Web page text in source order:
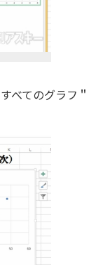
べてのグラフ＂